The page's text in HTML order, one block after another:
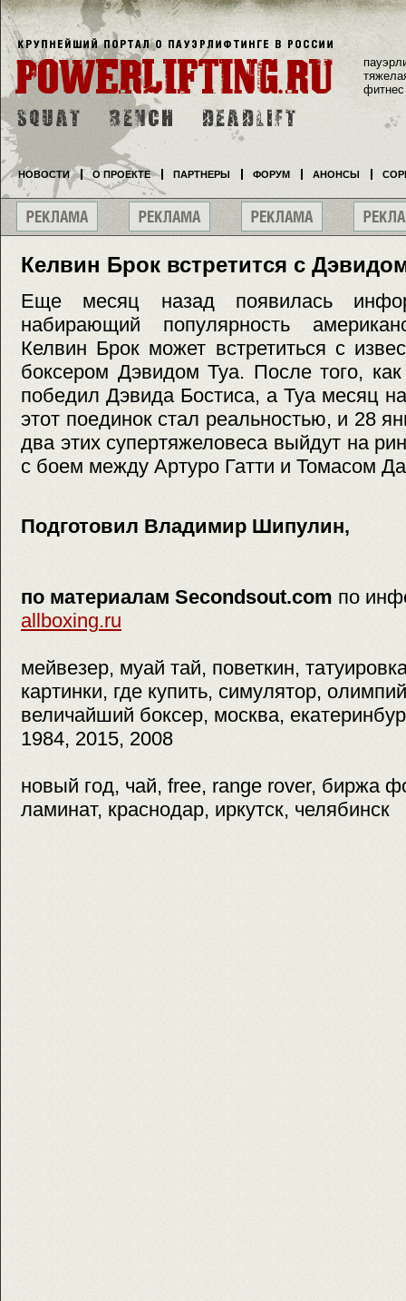
Келвин Брок встретится с
Еще месяц назад появилась
набирающий популярность
Келвин Брок может встретиться с
боксером Дэвидом Туа. После того,
победил Дэвида Бостиса, а Туа месяц
этот поединок стал реальностью, и 28
два этих супертяжеловеса выйдут на
с боем между Артуро Гатти и Томасом
Подготовил Владимир Шипулин,
по материалам Secondsout.com по
allboxing.ru
мейвезер, муай тай, поветкин,
картинки, где купить, симулятор,
величайший боксер, москва,
1984, 2015, 2008
новый год, чай, free, range rover, биржа
ламинат, краснодар, иркутск, челябинск
фитнес
НОВОСТИ О ПРОЕКТЕ ПАРТНЕРЫ ФОРУМ АНОНСЫ